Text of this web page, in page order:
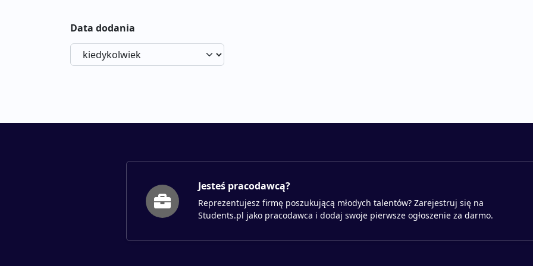
Data dodania
Jesteś pracodawcą?
Reprezentujesz firmę poszukującą młodych talentów? Zarejestruj się na
Students.pl jako pracodawca i dodaj swoje pierwsze ogłoszenie za darmo.